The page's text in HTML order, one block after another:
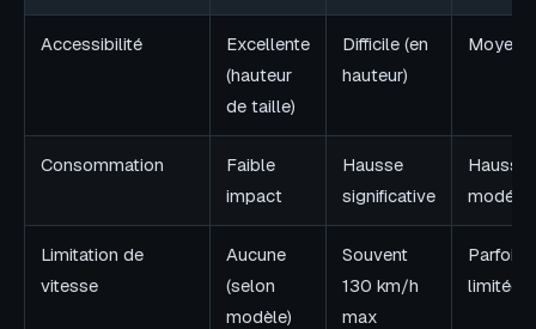
Accessibilité
Excellente
(hauteur
de taille)
Difficile (en
hauteur)
Consommation
Faible
impact
Hausse
significative
Hausse
Limitation de
vitesse
Aucune
(selon
modèle)
Souvent
130 km/h
max
Parfois
limitée